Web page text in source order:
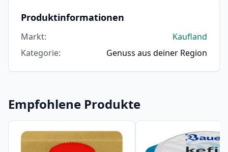
Produktinformationen
Markt:
Kaufland
Kategorie: Genuss aus deiner Region
Empfohlene Produkte